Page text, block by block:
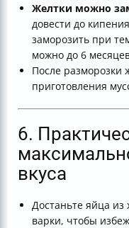
Желтки можно
довести до
заморозить при
можно до 6
После разморозки
приготовления
6.
вкуса
Достаньте яйца из
варки, чтобы